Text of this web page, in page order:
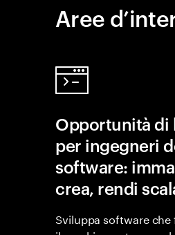
Aree
Opportunità di
per ingegneri
software:
crea, rendi
Sviluppa software